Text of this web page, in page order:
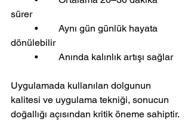
sürer
dönülebilir
	•	Anında kalınlık artışı sağlar
Uygulamada kullanılan dolgunun
kalitesi ve uygulama tekniği, sonucun
doğallığı açısından kritik öneme sahiptir.